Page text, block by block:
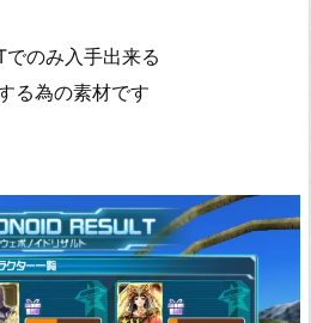
のみ入手出来る
る為の素材です